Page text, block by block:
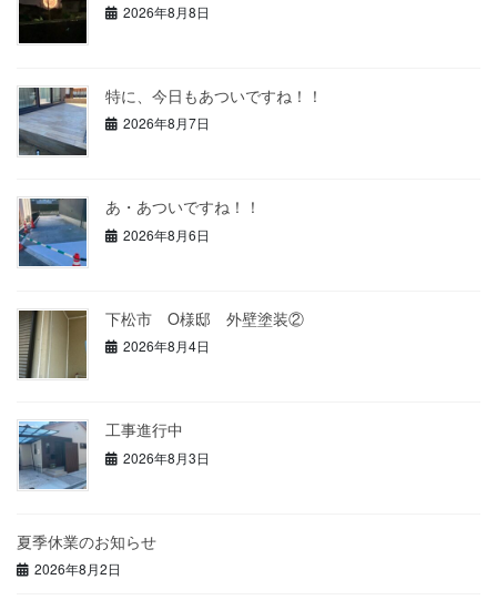
2026年8月8日
特に、今日もあついですね！！
2026年8月7日
あ・あついですね！！
2026年8月6日
下松市 O様邸 外壁塗装②
2026年8月4日
工事進行中
2026年8月3日
夏季休業のお知らせ
2026年8月2日